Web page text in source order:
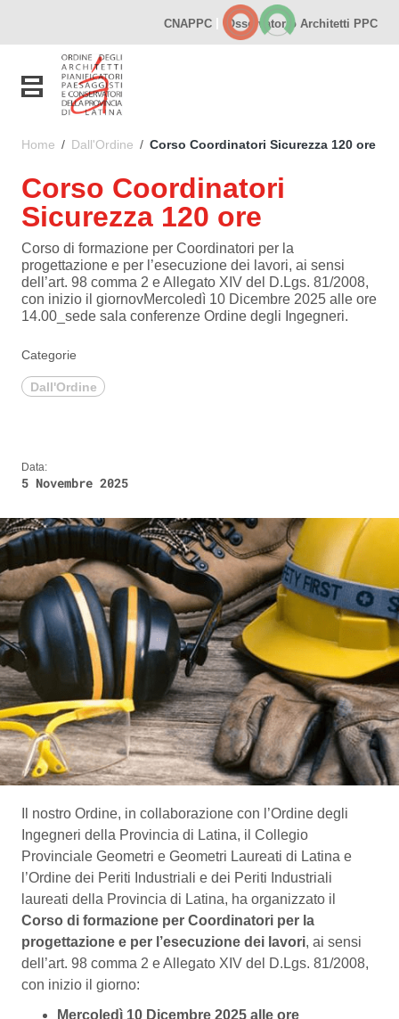
Vai al menu di navigazione
Vai al footer
CNAPPC | Osservatorio Architetti PPC
Toggle navigation
Home / Dall'Ordine / Corso Coordinatori Sicurezza 120 ore
Corso Coordinatori
Sicurezza 120 ore
Corso di formazione per Coordinatori per la
progettazione e per l’esecuzione dei lavori, ai sensi
dell’art. 98 comma 2 e Allegato XIV del D.Lgs. 81/2008,
con inizio il giornovMercoledì 10 Dicembre 2025 alle ore
14.00_sede sala conferenze Ordine degli Ingegneri.
Categorie
Dall'Ordine
Data:
5 Novembre 2025
Il nostro Ordine, in collaborazione con l’Ordine degli
Ingegneri della Provincia di Latina, il Collegio
Provinciale Geometri e Geometri Laureati di Latina e
l’Ordine dei Periti Industriali e dei Periti Industriali
laureati della Provincia di Latina, ha organizzato il
Corso di formazione per Coordinatori per la
progettazione e per l’esecuzione dei lavori, ai sensi
dell’art. 98 comma 2 e Allegato XIV del D.Lgs. 81/2008,
con inizio il giorno:
Mercoledì 10 Dicembre 2025 alle ore